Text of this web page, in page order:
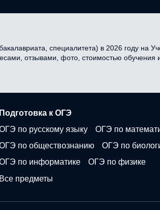
специалитета) в 2026 году на
отзывами, фото, стоимостью обучения
Подготовка к ОГЭ
по русскому языку
ОГЭ по
по обществознанию
ОГЭ по
по информатике
ОГЭ по физике
Все предметы